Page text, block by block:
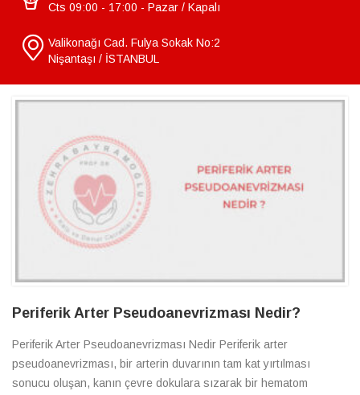
Cts 09:00 - 17:00 - Pazar / Kapalı
Valikonağı Cad. Fulya Sokak No:2
Nişantaşı / İSTANBUL
Periferik Arter Pseudoanevrizması Nedir?
Periferik Arter Pseudoanevrizması Nedir Periferik arter
pseudoanevrizması, bir arterin duvarının tam kat yırtılması
sonucu oluşan, kanın çevre dokulara sızarak bir hematom